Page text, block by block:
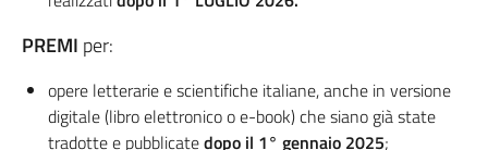
PREMI per:
opere letterarie e scientifiche italiane, anche in versione
digitale (libro elettronico o e-book) che siano già state
tradotte e pubblicatedopo il 1° gennaio 2025;